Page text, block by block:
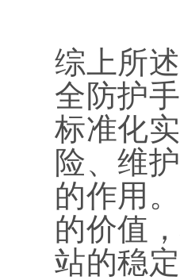
综上所
全防护
标准化
险、维
的作用
的价值
站的稳